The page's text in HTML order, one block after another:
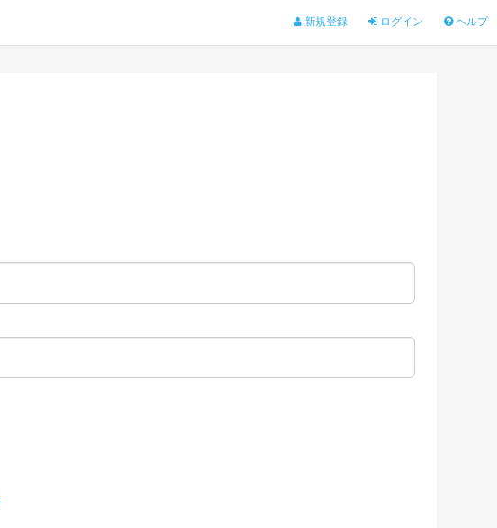
新規登録 ログイン ヘルプ